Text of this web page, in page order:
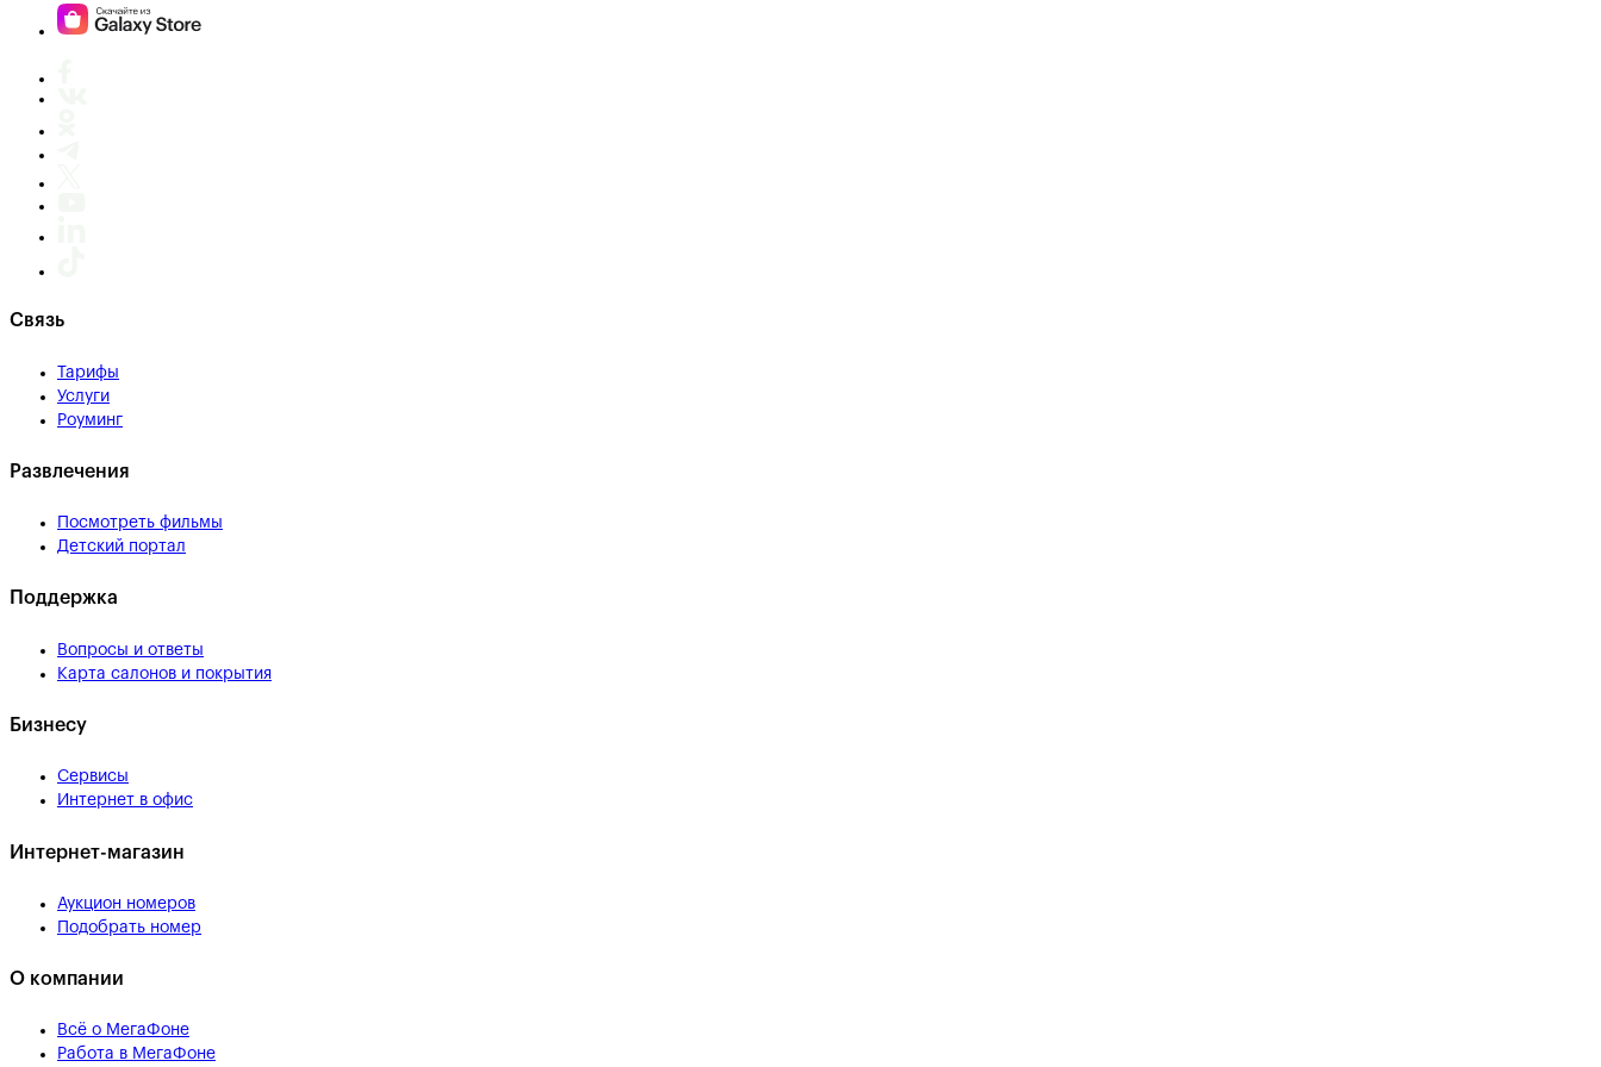
Связь
Тарифы
Услуги
Роуминг
Развлечения
Посмотреть фильмы
Детский портал
Поддержка
Вопросы и ответы
Карта салонов и покрытия
Бизнесу
Сервисы
Интернет в офис
Интернет-магазин
Аукцион номеров
Подобрать номер
О компании
Всё о МегаФоне
Работа в МегаФоне